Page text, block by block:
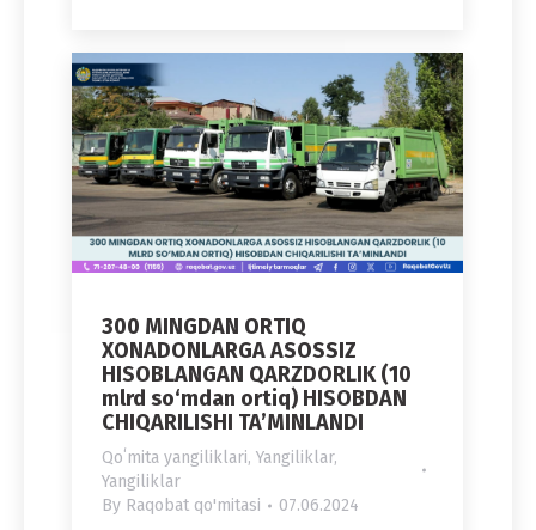
300 MINGDAN ORTIQ
XONADONLARGA ASOSSIZ
HISOBLANGAN QARZDORLIK (10
mlrd so‘mdan ortiq) HISOBDAN
CHIQARILISHI TA’MINLANDI
Qoʻmita yangiliklari, Yangiliklar,
Yangiliklar
By Raqobat qo'mitasi 07.06.2024